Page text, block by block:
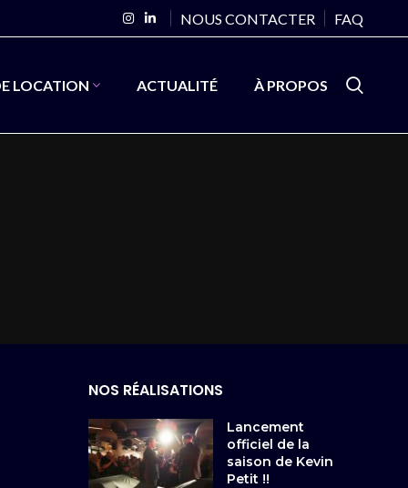
NOUS CONTACTER FAQ
LOCATION ACTUALITÉ À PROPOS
NOS RÉALISATIONS
Lancement
officiel de la
saison de Kevin
Petit !!